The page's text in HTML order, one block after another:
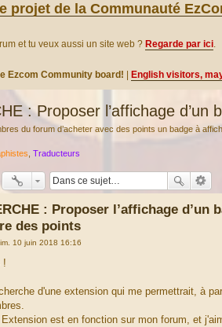
le projet de la Communauté
et tu veux aussi un site web ? Regarde par ici.
Ezcom Community board! English visitors,
: Proposer l’affichage
du forum d’acheter avec des points un badge à
Traducteurs
: Proposer l’affichage d’un
des points
10 juin 2018 16:16
!
d'une extension qui me permettrait, à
est en fonction sur mon forum, et